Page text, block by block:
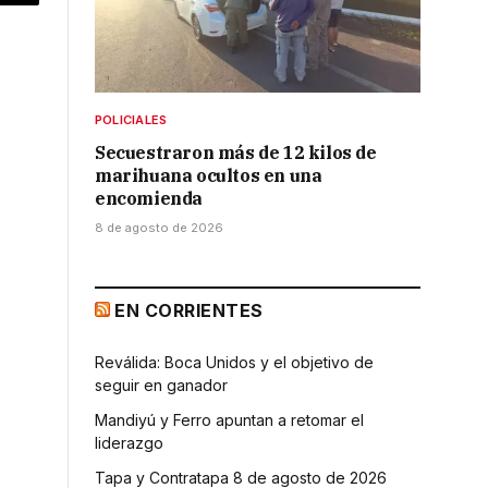
POLICIALES
Secuestraron más de 12 kilos de
marihuana ocultos en una
encomienda
8 de agosto de 2026
EN CORRIENTES
Reválida: Boca Unidos y el objetivo de
seguir en ganador
Mandiyú y Ferro apuntan a retomar el
liderazgo
Tapa y Contratapa 8 de agosto de 2026